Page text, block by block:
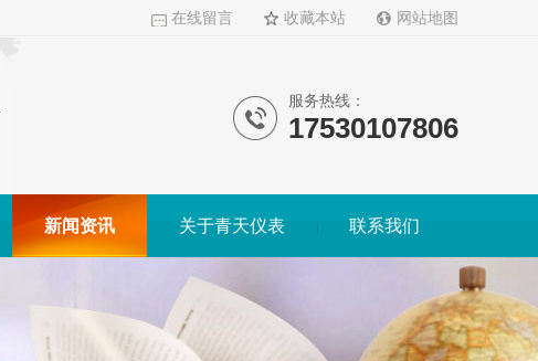
在线留言 收藏本站 网站地图
服务热线：
17530107806
新闻资讯 关于青天仪表 联系我们